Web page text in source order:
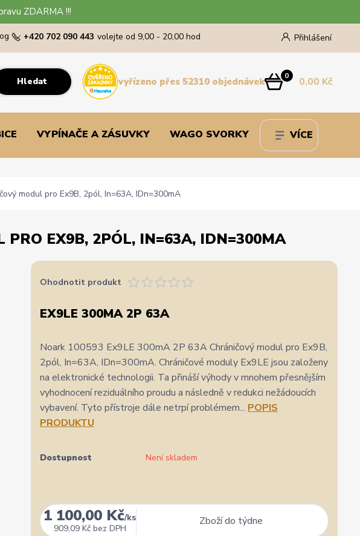
ZDARMA !!!
Přihlášení
Hledat
+420 702 090 443 volejte od 9,00 - 20,00 hod
0 0,00 Kč
vyřízeno přes 52310 objednávek
VYPÍNAČE A ZÁSUVKY WAGO SVORKY VÍCE
modul pro Ex9B, 2pól, In=63A, IDn=300mA
EX9B, 2PÓL, IN=63A, IDN=300MA
Ohodnotit produkt
EX9LE 300MA 2P 63A
Noark 100593 Ex9LE 300mA 2P 63A Chráničový modul pro Ex9B,
2pól, In=63A, IDn=300mA. Chráničové moduly Ex9LE jsou založeny
na elektronické technologii. Ta přináší výhody v mnohem přesnějším
vyhodnocení reziduálního proudu a následně v redukci nežádoucích
vybavení. Tyto přístroje dále netrpí problémem... POPIS
PRODUKTU
Dostupnost Není skladem
1 100,00 Kč/ks
909,09 Kč bez DPH
Zboží do týdne